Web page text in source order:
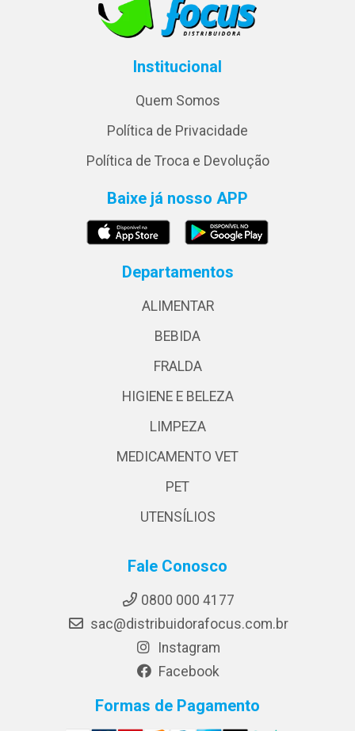
Institucional
Quem Somos
Política de Privacidade
Política de Troca e Devolução
Baixe já nosso APP
Departamentos
ALIMENTAR
BEBIDA
FRALDA
HIGIENE E BELEZA
LIMPEZA
MEDICAMENTO VET
PET
UTENSÍLIOS
Fale Conosco
0800 000 4177
sac@distribuidorafocus.com.br
Instagram
Facebook
Formas de Pagamento